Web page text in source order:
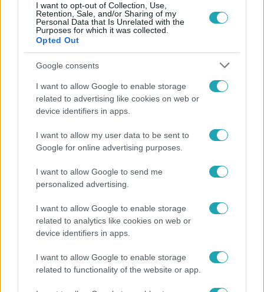
I want to opt-out of Collection, Use,
Retention, Sale, and/or Sharing of my
Personal Data that Is Unrelated with the
Purposes for which it was collected.
Opted Out
Google consents
I want to allow Google to enable storage
related to advertising like cookies on web or
device identifiers in apps.
I want to allow my user data to be sent to
Google for online advertising purposes.
I want to allow Google to send me
personalized advertising.
I want to allow Google to enable storage
related to analytics like cookies on web or
device identifiers in apps.
I want to allow Google to enable storage
related to functionality of the website or app.
„Téged. Engem. Minket.” – Emilio és Tina szerelmes